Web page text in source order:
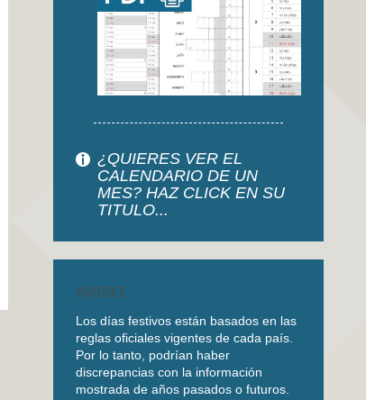
¿QUIERES VER EL
CALENDARIO DE UN
MES? HAZ CLICK EN SU
TITULO...
AVISO
Los días festivos están basados en las
reglas oficiales vigentes de cada país.
Por lo tanto, podrían haber
discrepancias con la información
mostrada de años pasados o futuros.